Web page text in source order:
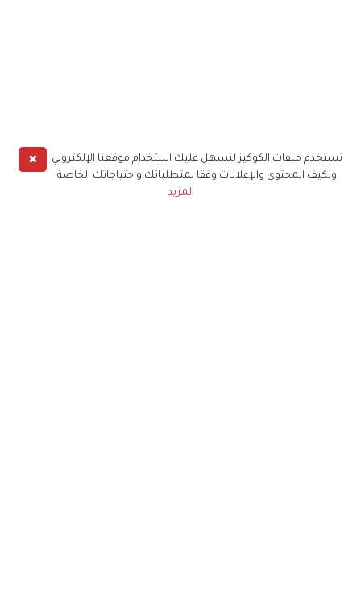
✖
نستخدم ملفات الكوكيز لنسهل عليك استخدام موقعنا الإلكتروني
ونكيف المحتوى والإعلانات وفقا لمتطلباتك واحتياجاتك الخاصة
المزيد